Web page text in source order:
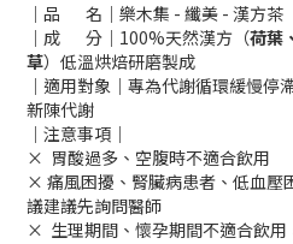
｜品 名｜樂木集 - 纖美 - 漢方茶
｜成 分｜100%天然漢方（荷葉
草）低溫烘焙研磨製成
｜適用對象｜專為代謝循環緩慢停
新陳代謝
｜注意事項｜
× 胃酸過多、空腹時不適合飲用
× 痛風困擾、腎臟病患者、低血壓
議建議先詢問醫師
× 生理期間、懷孕期間不適合飲用